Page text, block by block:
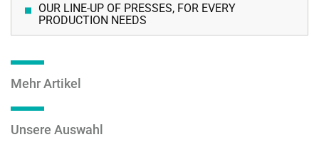
OUR LINE-UP OF PRESSES, FOR EVERY
PRODUCTION NEEDS
Mehr Artikel
Unsere Auswahl